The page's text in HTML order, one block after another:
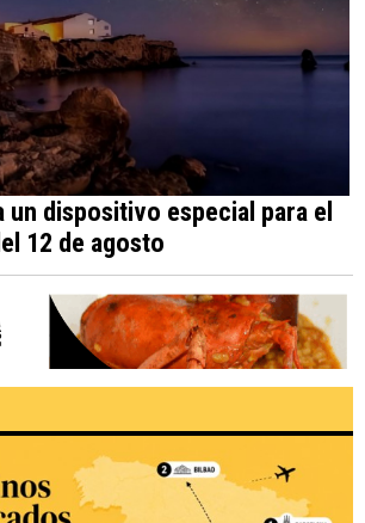
un dispositivo especial para el
12 de agosto